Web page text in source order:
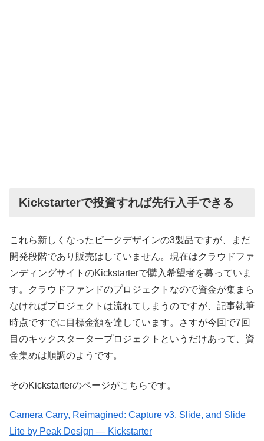
Kickstarterで投資すれば先行入手できる
これら新しくなったピークデザインの3製品ですが、まだ
開発段階であり販売はしていません。現在はクラウドファ
ンディングサイトのKickstarterで購入希望者を募っていま
す。クラウドファンドのプロジェクトなので資金が集まら
なければプロジェクトは流れてしまうのですが、記事執筆
時点ですでに目標金額を達しています。さすが今回で7回
目のキックスタータープロジェクトというだけあって、資
金集めは順調のようです。
そのKickstarterのページがこちらです。
Camera Carry, Reimagined: Capture v3, Slide, and Slide
Lite by Peak Design — Kickstarter